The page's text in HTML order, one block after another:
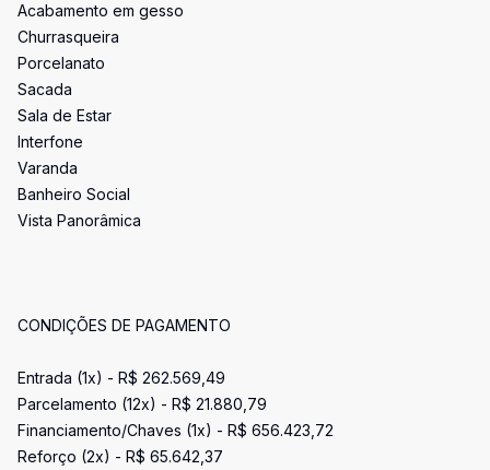
Acabamento em gesso
Churrasqueira
Porcelanato
Sacada
Sala de Estar
Interfone
Varanda
Banheiro Social
Vista Panorâmica
CONDIÇÕES DE PAGAMENTO
Entrada (1x) - R$ 262.569,49
Parcelamento (12x) - R$ 21.880,79
Financiamento/Chaves (1x) - R$ 656.423,72
Reforço (2x) - R$ 65.642,37